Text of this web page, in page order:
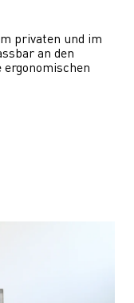
privaten und im
an den